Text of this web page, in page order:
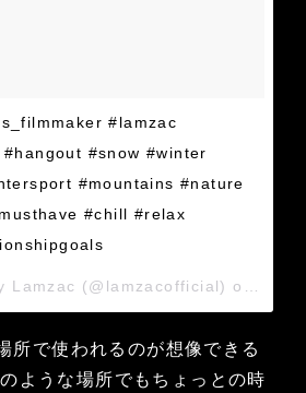
#lamzac
#snow #winter
#mountains #nature
#chill #relax
所で使われるのが想像できる
ような場所でもちょっとの時